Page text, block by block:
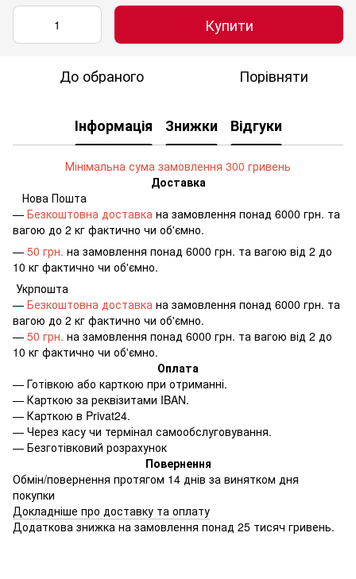
Купити
До обраного Порівняти
Інформація Знижки Відгуки
Мінімальна сума замовлення 300 гривень
Доставка
Нова Пошта
— Безкоштовна доставка на замовлення понад 6000 грн. та
вагою до 2 кг фактично чи об'ємно.
— 50 грн. на замовлення понад 6000 грн. та вагою від 2 до
10 кг фактично чи об'ємно.
Укрпошта
— Безкоштовна доставка на замовлення понад 6000 грн. та
вагою до 2 кг фактично чи об'ємно.
— 50 грн. на замовлення понад 6000 грн. та вагою від 2 до
10 кг фактично чи об'ємно.
Оплата
— Готівкою або карткою при отриманні.
— Карткою за реквізитами IBAN.
— Карткою в Privat24.
— Через касу чи термінал самообслуговування.
— Безготівковий розрахунок
Повернення
Обмін/повернення протягом 14 днів за винятком дня
покупки
Докладніше про доставку та оплату
Додаткова знижка на замовлення понад 25 тисяч гривень.